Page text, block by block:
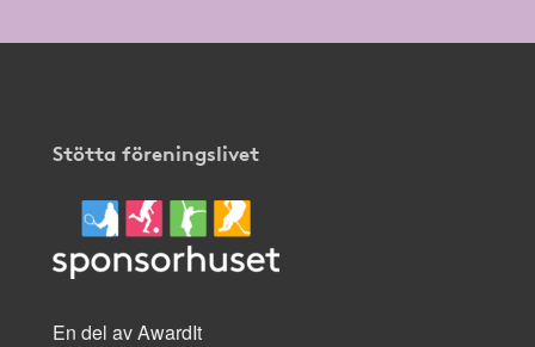
Stötta föreningslivet
En del av AwardIt